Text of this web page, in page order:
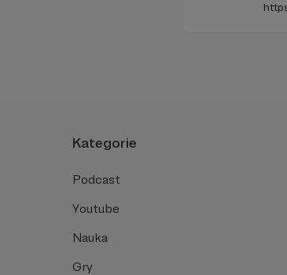
Kategorie
Podcast
Youtube
Nauka
Gry